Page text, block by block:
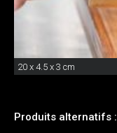
20 x 4.5 x 3 cm
Produits alternatifs :